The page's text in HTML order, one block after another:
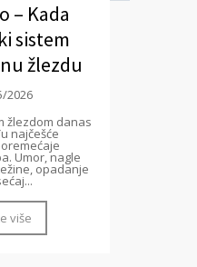
– Kada
sistem
žlezdu
2026
žlezdom danas
najčešće
Umor, nagle
opadanje
više